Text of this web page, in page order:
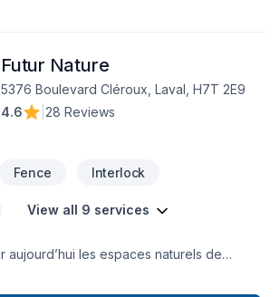
ou demande de soumission!Merci
RBQ et assurance complète
Futur Nature
5376 Boulevard Cléroux, Laval, H7T 2E9
4.6
28 Reviews
Fence Interlock
View all 9 services
aujourd’hui les espaces naturels de
vos travaux d’aménagement